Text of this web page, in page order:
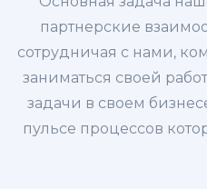
партнерские
сотрудничая с нами,
заниматься своей
задачи в своем
пульсе процессов